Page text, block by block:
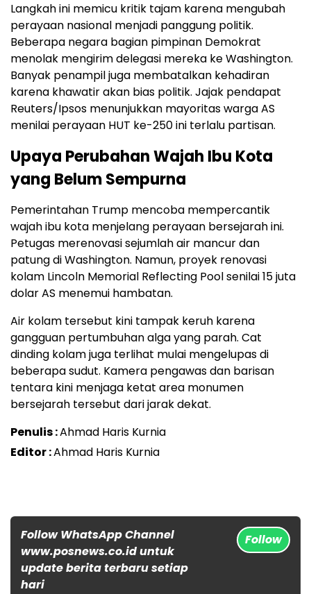
Langkah ini memicu kritik tajam karena mengubah
perayaan nasional menjadi panggung politik.
Beberapa negara bagian pimpinan Demokrat
menolak mengirim delegasi mereka ke Washington.
Banyak penampil juga membatalkan kehadiran
karena khawatir akan bias politik. Jajak pendapat
Reuters/Ipsos menunjukkan mayoritas warga AS
menilai perayaan HUT ke-250 ini terlalu partisan.
Upaya Perubahan Wajah Ibu Kota
yang Belum Sempurna
Pemerintahan Trump mencoba mempercantik
wajah ibu kota menjelang perayaan bersejarah ini.
Petugas merenovasi sejumlah air mancur dan
patung di Washington. Namun, proyek renovasi
kolam Lincoln Memorial Reflecting Pool senilai 15 juta
dolar AS menemui hambatan.
Air kolam tersebut kini tampak keruh karena
gangguan pertumbuhan alga yang parah. Cat
dinding kolam juga terlihat mulai mengelupas di
beberapa sudut. Kamera pengawas dan barisan
tentara kini menjaga ketat area monumen
bersejarah tersebut dari jarak dekat.
Penulis :Ahmad Haris Kurnia
Editor :Ahmad Haris Kurnia
Follow WhatsApp Channel
www.posnews.co.id untuk
update berita terbaru setiap
hari
Follow